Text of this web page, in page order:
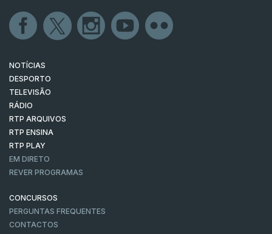
NOTÍCIAS
DESPORTO
TELEVISÃO
RÁDIO
RTP ARQUIVOS
RTP ENSINA
RTP PLAY
EM DIRETO
REVER PROGRAMAS
CONCURSOS
PERGUNTAS FREQUENTES
CONTACTOS